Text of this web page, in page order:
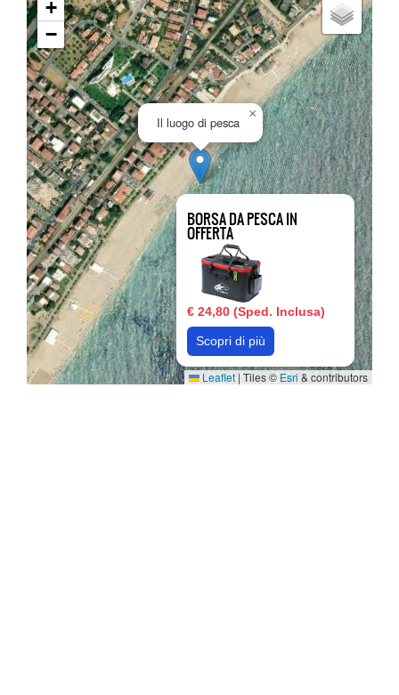
BORSA DA PESCA IN
OFFERTA
€ 24,80 (Sped. Inclusa)
Scopri di più
Il luogo di pesca
×
+
−
Leaflet | Tiles © Esri & contributors